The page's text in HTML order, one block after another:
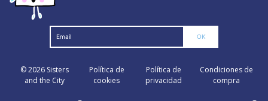
© 2026 Sisters
and the City
Política de
cookies
Política de
privacidad
Condiciones de
compra